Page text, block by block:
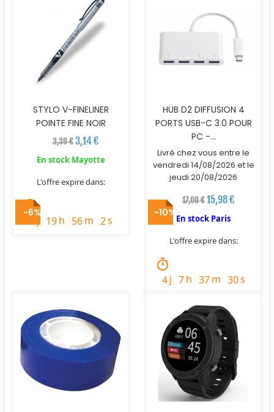
STYLO V-FINELINER
POINTE FINE NOIR
3,30 € 3,14 €
En stock Mayotte
L'offre expire dans:
timer
19h 56m 1s
HUB D2 DIFFUSION 4
PORTS USB-C 3.0 POUR
PC -...
Livré chez vous entre le
vendredi 14/08/2026 et le
jeudi 20/08/2026
17,00 € 15,98 €
En stock Paris
L'offre expire dans:
timer
4j 7h 37m 29s
-6% -10%